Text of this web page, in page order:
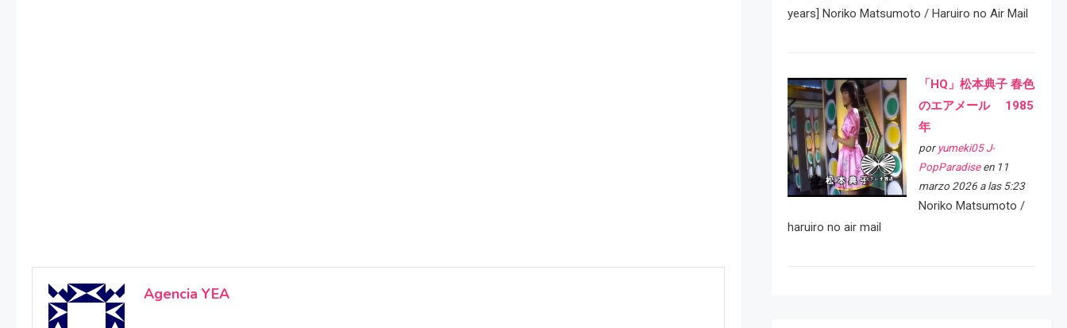
Agencia YEA
years] Noriko Matsumoto / Haruiro no Air Mail
「HQ」松本典子 春色
のエアメール 1985
年
por yumeki05 J-
PopParadiseen 11
marzo 2026 a las 5:23
Noriko Matsumoto /
haruiro no air mail